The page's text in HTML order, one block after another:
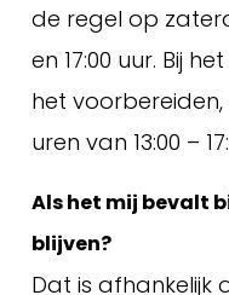
de regel op
en 17:00 uur. Bij
het
uren van 13:00 –
Als het mij bevalt
blijven?
Dat is afhankelijk